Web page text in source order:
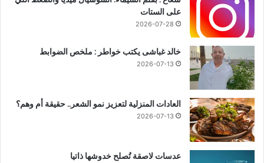
على الستات
2026-07-28
خالد غباشى يكتب خواطر : ملخص الضوابط
2026-07-13
العادات المنزلية لتعزيز نمو الشعر.. حقيقة أم وهم؟
2026-07-13
عدسات لاصقة تُصلح خدوشها ذاتيا